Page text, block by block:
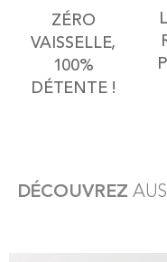
ZÉRO
VAISSELLE,
100%
DÉTENTE !
DÉCOUVREZ